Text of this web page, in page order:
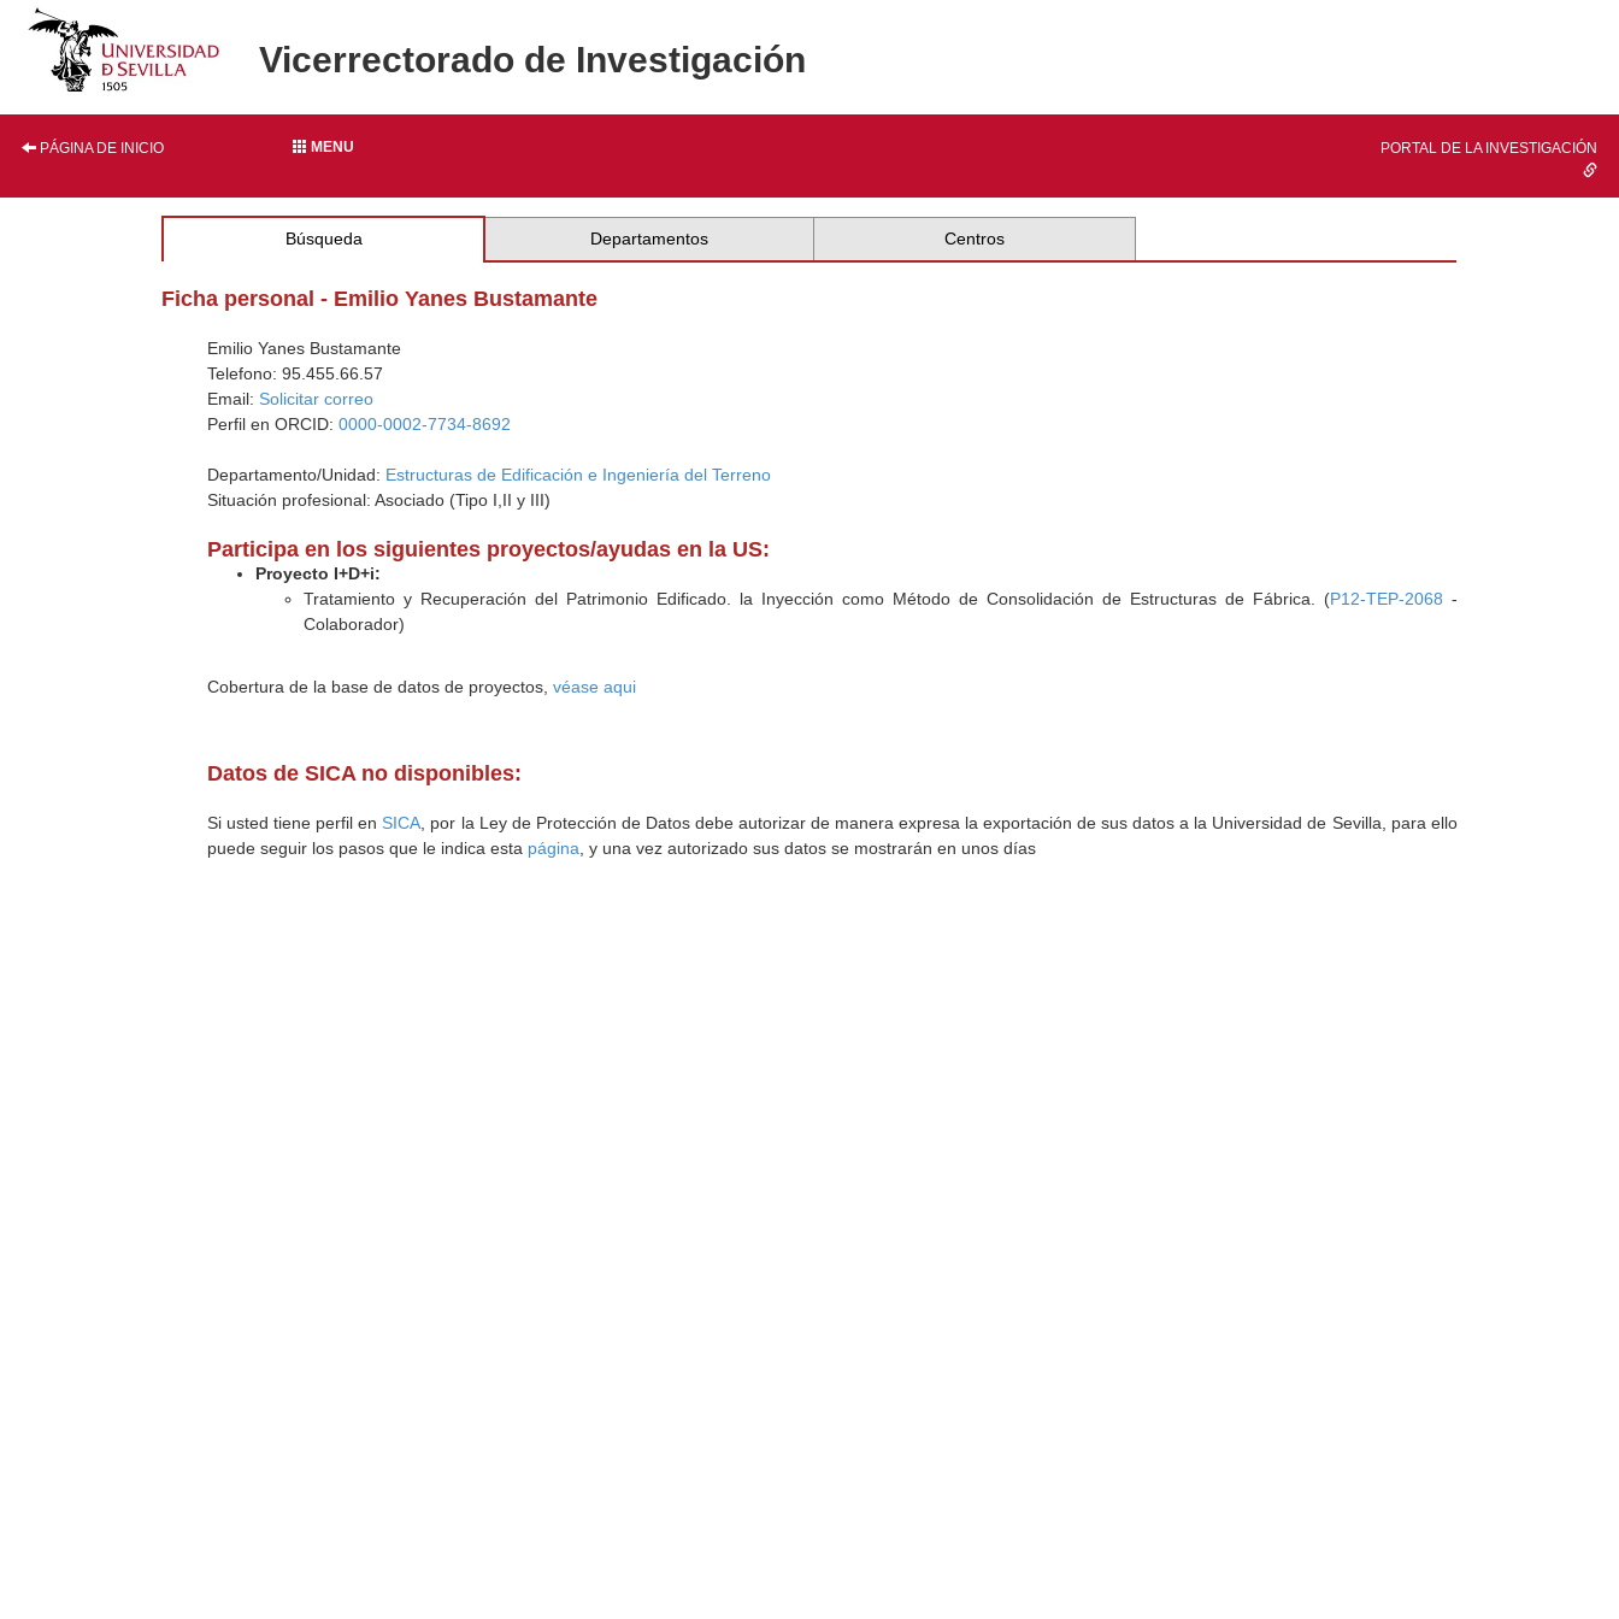
Vicerrectorado de Investigación
PÁGINA DE INICIO MENU PORTAL DE LA INVESTIGACIÓN
Búsqueda Departamentos Centros
Ficha personal - Emilio Yanes Bustamante
Emilio Yanes Bustamante
Telefono: 95.455.66.57
Email: Solicitar correo
Perfil en ORCID:0000-0002-7734-8692
Departamento/Unidad: Estructuras de Edificación e Ingeniería del Terreno
Situación profesional: Asociado (Tipo I,II y III)
Participa en los siguientes proyectos/ayudas en la US:
Proyecto I+D+i:
Tratamiento y Recuperación del Patrimonio Edificado. la Inyección como Método de Consolidación de Estructuras de Fábrica. (P12-TEP-2068 -
Colaborador)
Cobertura de la base de datos de proyectos,véase aqui
Datos de SICA no disponibles:
Si usted tiene perfil en SICA , por la Ley de Protección de Datos debe autorizar de manera expresa la exportación de sus datos a la Universidad de Sevilla, para ello
puede seguir los pasos que le indica esta página , y una vez autorizado sus datos se mostrarán en unos días